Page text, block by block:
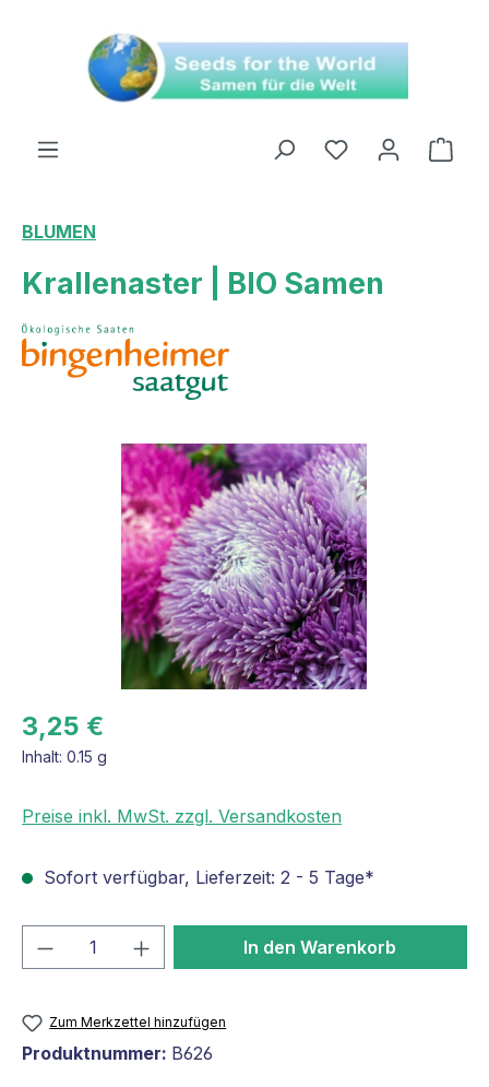
BLUMEN
Krallenaster | BIO Samen
Bildergalerie überspringen
3,25 €
Inhalt: 0.15 g
Preise inkl. MwSt. zzgl. Versandkosten
Sofort verfügbar, Lieferzeit: 2 - 5 Tage*
Produkt Anzahl: Gib denIn den Warenkorb
Zum Merkzettel hinzufügen
Produktnummer: B626